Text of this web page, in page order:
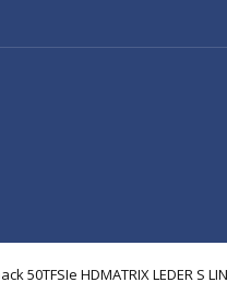
50TFSIe HDMATRIX LEDER S